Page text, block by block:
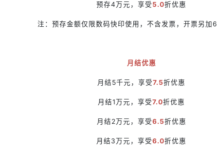
预存4万元，享受5.0折优惠
注：预存金额仅限数码快印使用，不含发票，开票另加
月结优惠
月结5千元，享受7.5折优惠
月结1万元，享受7.0折优惠
月结2万元，享受6.5折优惠
月结3万元，享受6.0折优惠